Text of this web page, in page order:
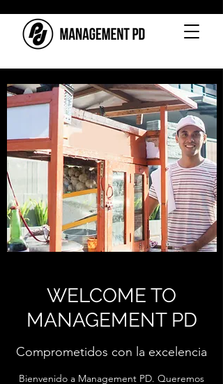
WELCOME TO
MANAGEMENT PD
Comprometidos con la excelencia
Bienvenido a Management PD. Queremos